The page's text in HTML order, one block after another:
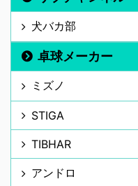
犬バカ部
卓球メーカー
ミズノ
STIGA
TIBHAR
アンドロ